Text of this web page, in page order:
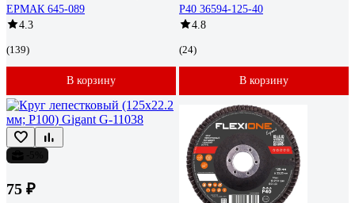
ЕРМАК 645-089
4.3
(139)
В корзину
P40 36594-125-40
4.8
(24)
В корзину
75 ₽